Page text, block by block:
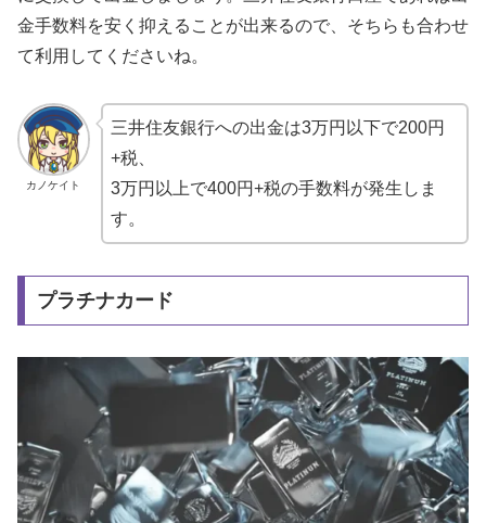
金手数料を安く抑えることが出来るので、そちらも合わせ
て利用してくださいね。
カノケイト
三井住友銀行への出金は3万円以下で200円
+税、
3万円以上で400円+税の手数料が発生しま
す。
プラチナカード